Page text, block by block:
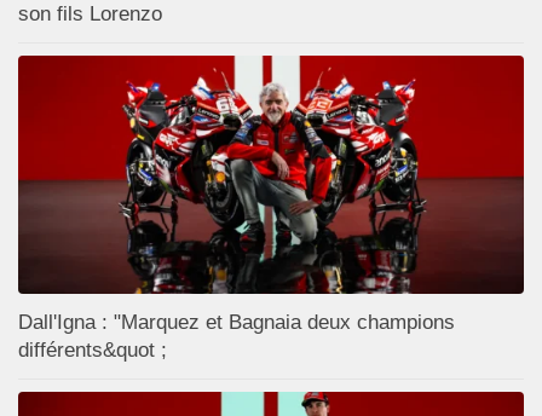
son fils Lorenzo
Dall'Igna : "Marquez et Bagnaia deux champions
différents&quot ;